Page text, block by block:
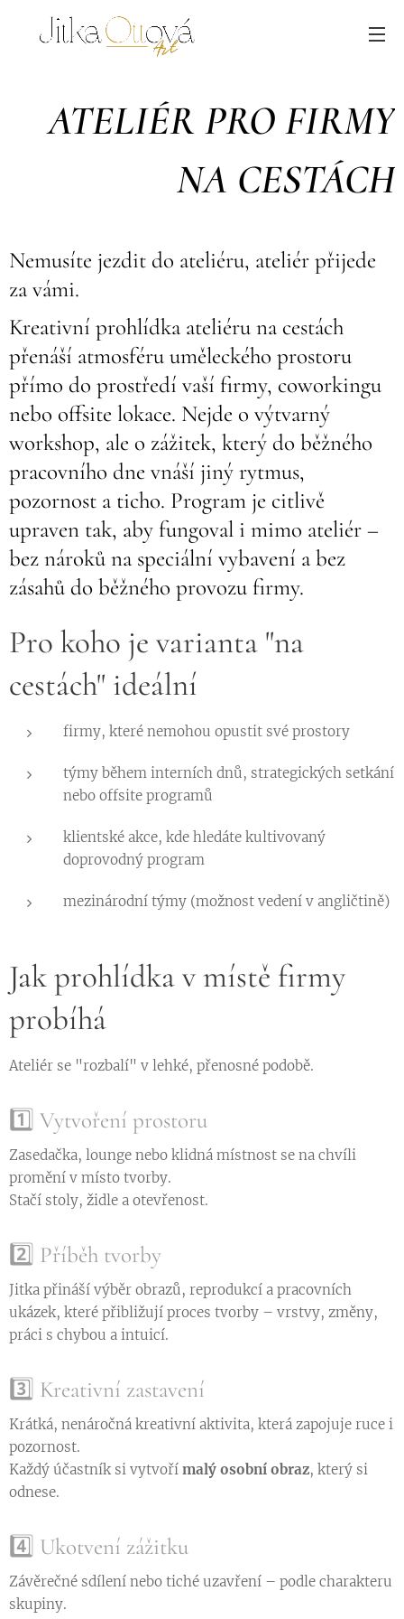
ATELIÉR PRO FIRMY
NA CESTÁCH
Nemusíte jezdit do ateliéru, ateliér přijede
za vámi.
Kreativní prohlídka ateliéru na cestách
přenáší atmosféru uměleckého prostoru
přímo do prostředí vaší firmy, coworkingu
nebo offsite lokace. Nejde o výtvarný
workshop, ale o zážitek, který do běžného
pracovního dne vnáší jiný rytmus,
pozornost a ticho. Program je citlivě
upraven tak, aby fungoval i mimo ateliér –
bez nároků na speciální vybavení a bez
zásahů do běžného provozu firmy.
Pro koho je varianta "na
cestách" ideální
firmy, které nemohou opustit své prostory
týmy během interních dnů, strategických setkání
nebo offsite programů
klientské akce, kde hledáte kultivovaný
doprovodný program
mezinárodní týmy (možnost vedení v angličtině)
Jak prohlídka v místě firmy
probíhá
Ateliér se "rozbalí" v lehké, přenosné podobě.
1️⃣ Vytvoření prostoru
Zasedačka, lounge nebo klidná místnost se na chvíli
promění v místo tvorby.
Stačí stoly, židle a otevřenost.
2️⃣ Příběh tvorby
Jitka přináší výběr obrazů, reprodukcí a pracovních
ukázek, které přibližují proces tvorby – vrstvy, změny,
práci s chybou a intuicí.
3️⃣ Kreativní zastavení
Krátká, nenáročná kreativní aktivita, která zapojuje ruce i
pozornost.
Každý účastník si vytvoří malý osobní obraz, který si
odnese.
4️⃣ Ukotvení zážitku
Závěrečné sdílení nebo tiché uzavření – podle charakteru
skupiny.